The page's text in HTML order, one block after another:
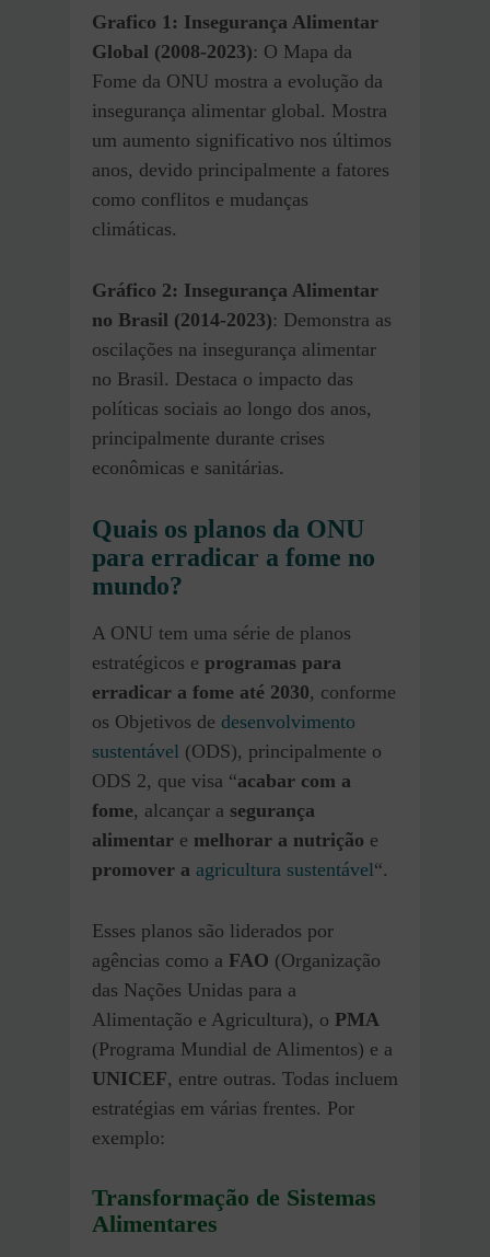
Grafico 1: Insegurança Alimentar
Global (2008-2023): O Mapa da
Fome da ONU mostra a evolução da
insegurança alimentar global. Mostra
um aumento significativo nos últimos
anos, devido principalmente a fatores
como conflitos e mudanças
climáticas.
Gráfico 2: Insegurança Alimentar
no Brasil (2014-2023): Demonstra as
oscilações na insegurança alimentar
no Brasil. Destaca o impacto das
políticas sociais ao longo dos anos,
principalmente durante crises
econômicas e sanitárias.
Quais os planos da ONU
para erradicar a fome no
mundo?
A ONU tem uma série de planos
estratégicos e programas para
erradicar a fome até 2030, conforme
os Objetivos de desenvolvimento
sustentável (ODS), principalmente o
ODS 2, que visa “acabar com a
fome, alcançar a segurança
alimentar e melhorar a nutrição e
promover a agricultura sustentável“.
Esses planos são liderados por
agências como a FAO (Organização
das Nações Unidas para a
Alimentação e Agricultura), o PMA
(Programa Mundial de Alimentos) e a
UNICEF, entre outras. Todas incluem
estratégias em várias frentes. Por
exemplo:
Transformação de Sistemas
Alimentares